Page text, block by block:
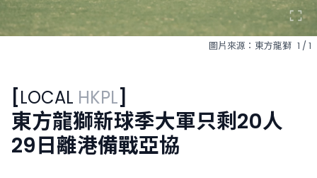
圖片來源：東方龍獅 1 / 1
LOCAL HKPL
東方龍獅新球季大軍只剩20人
29日離港備戰亞協